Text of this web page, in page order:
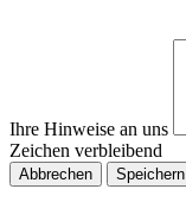
Ihre Hinweise an uns
Zeichen verbleibend
Abbrechen Speichern